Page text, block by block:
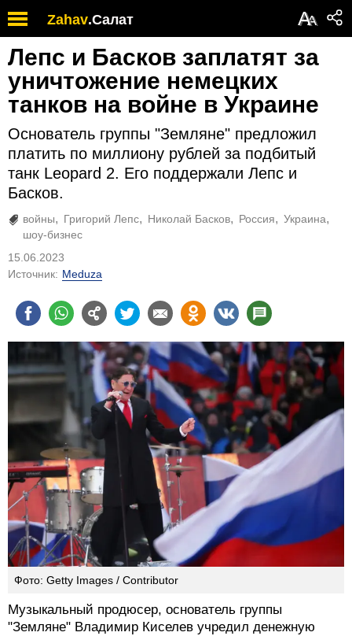
Zahav.Салат АА
Лепс и Басков заплатят за
уничтожение немецких
танков на войне в Украине
Основатель группы "Земляне" предложил
платить по миллиону рублей за подбитый
танк Leopard 2. Его поддержали Лепс и
Басков.
войны Григорий Лепс Николай Басков Россия
Украина
шоу-бизнес
15.06.2023
Источник: Meduza
Фото: Getty Images / Contributor
Музыкальный продюсер, основатель группы
"Земляне" Владимир Киселев учредил денежную